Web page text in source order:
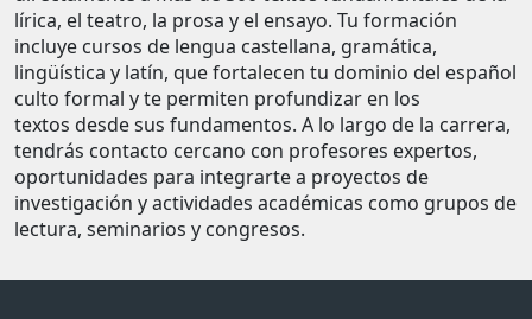
lírica, el teatro, la prosa y el ensayo. Tu formación
incluye cursos de lengua castellana, gramática,
lingüística y latín, que fortalecen tu dominio del español
culto formal y te permiten profundizar en los
textos desde sus fundamentos. A lo largo de la carrera,
tendrás contacto cercano con profesores expertos,
oportunidades para integrarte a proyectos de
investigación y actividades académicas como grupos de
lectura, seminarios y congresos.